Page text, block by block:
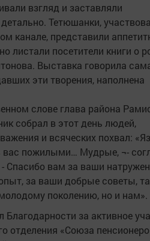
взгляд и заставляли
Тетюшанки,
канале, представили
листали посетители книги о
Выставка говорила
эти творения, наполнена
слове глава района
собрал в этот день людей,
и всяческих похвал:
вас пожилыми… Мудрые, ¬-
- Спасибо вам за ваши
за ваши добрые советы,
поколению, но и нам».
за активное
отделения «Союза